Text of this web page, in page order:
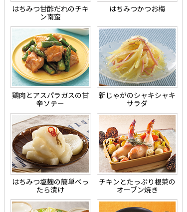
はちみつ甘酢だれのチキ
ン南蛮
はちみつかつお梅
鶏肉とアスパラガスの甘
辛ソテー
新じゃがのシャキシャキ
サラダ
はちみつ塩麹の簡単べっ
たら漬け
チキンとたっぷり根菜の
オーブン焼き